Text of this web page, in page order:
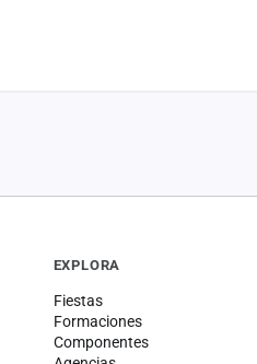
EXPLORA
Fiestas
Formaciones
Componentes